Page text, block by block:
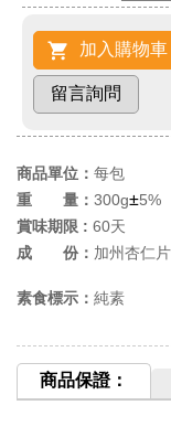
商品單位： 每包
重 量： 300g±5%
賞味期限 : 60天
成 份： 加州杏仁
素食標示： 純素
商品保證：